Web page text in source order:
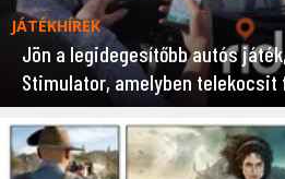
JÁTÉKHÍREK
Jön a legidegesítőbb autós
Stimulator, amelyben telekocsit